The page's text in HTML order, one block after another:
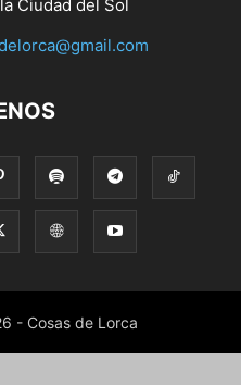
Ciudad del Sol
- Cosas de Lorca